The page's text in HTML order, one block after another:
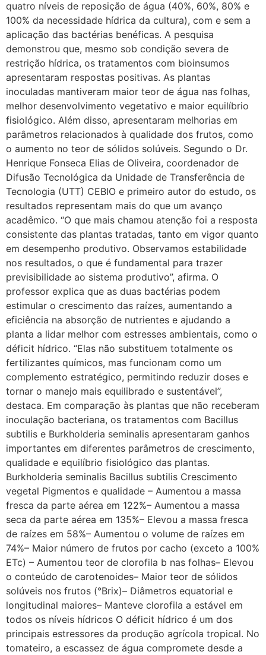
quatro níveis de reposição de água (40%, 60%, 80% e
100% da necessidade hídrica da cultura), com e sem a
aplicação das bactérias benéficas. A pesquisa
demonstrou que, mesmo sob condição severa de
restrição hídrica, os tratamentos com bioinsumos
apresentaram respostas positivas. As plantas
inoculadas mantiveram maior teor de água nas folhas,
melhor desenvolvimento vegetativo e maior equilíbrio
fisiológico. Além disso, apresentaram melhorias em
parâmetros relacionados à qualidade dos frutos, como
o aumento no teor de sólidos solúveis. Segundo o Dr.
Henrique Fonseca Elias de Oliveira, coordenador de
Difusão Tecnológica da Unidade de Transferência de
Tecnologia (UTT) CEBIO e primeiro autor do estudo, os
resultados representam mais do que um avanço
acadêmico. “O que mais chamou atenção foi a resposta
consistente das plantas tratadas, tanto em vigor quanto
em desempenho produtivo. Observamos estabilidade
nos resultados, o que é fundamental para trazer
previsibilidade ao sistema produtivo”, afirma. O
professor explica que as duas bactérias podem
estimular o crescimento das raízes, aumentando a
eficiência na absorção de nutrientes e ajudando a
planta a lidar melhor com estresses ambientais, como o
déficit hídrico. “Elas não substituem totalmente os
fertilizantes químicos, mas funcionam como um
complemento estratégico, permitindo reduzir doses e
tornar o manejo mais equilibrado e sustentável”,
destaca. Em comparação às plantas que não receberam
inoculação bacteriana, os tratamentos com Bacillus
subtilis e Burkholderia seminalis apresentaram ganhos
importantes em diferentes parâmetros de crescimento,
qualidade e equilíbrio fisiológico das plantas.
Burkholderia seminalis Bacillus subtilis Crescimento
vegetal Pigmentos e qualidade – Aumentou a massa
fresca da parte aérea em 122%– Aumentou a massa
seca da parte aérea em 135%– Elevou a massa fresca
de raízes em 58%– Aumentou o volume de raízes em
74%– Maior número de frutos por cacho (exceto a 100%
ETc) – Aumentou teor de clorofila b nas folhas– Elevou
o conteúdo de carotenoides– Maior teor de sólidos
solúveis nos frutos (°Brix)– Diâmetros equatorial e
longitudinal maiores– Manteve clorofila a estável em
todos os níveis hídricos O déficit hídrico é um dos
principais estressores da produção agrícola tropical. No
tomateiro, a escassez de água compromete desde a